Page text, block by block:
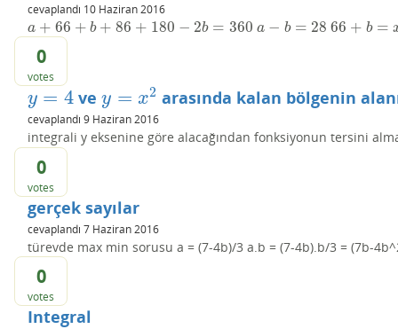
cevaplandı 10 Haziran 2016
a + 66 + b + 86 + 180 − 2b = 360
a+66+b +86+ 180−2 b= 360 a − b = 28
a−b =28 66 + b =
66+b=x +a
0
votes
y = 4
y=4 vey = x2
y=x2 arasında kalan bölgenin
cevaplandı 9 Haziran 2016
integrali y eksenine göre alacağından fonksiyonun tersini
0
votes
gerçek sayılar
cevaplandı 7 Haziran 2016
türevde max min sorusu a = (7-4b)/3 a.b = (7-4b).b/3 = (7b-
0
votes
Integral